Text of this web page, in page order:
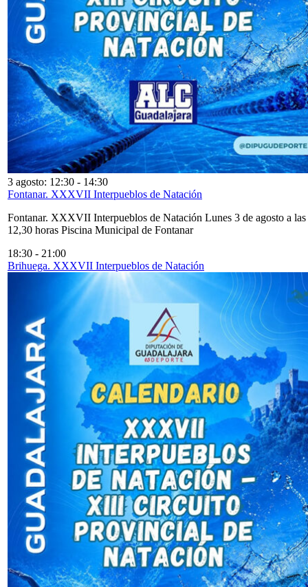
3 agosto: 12:30 - 14:30
Fontanar. XXXVII Interpueblos de Natación
Fontanar. XXXVII Interpueblos de Natación Lunes 3 de agosto a las
12,30 horas Piscina Municipal de Fontanar
18:30 - 21:00
Brihuega. XXXVII Interpueblos de Natación